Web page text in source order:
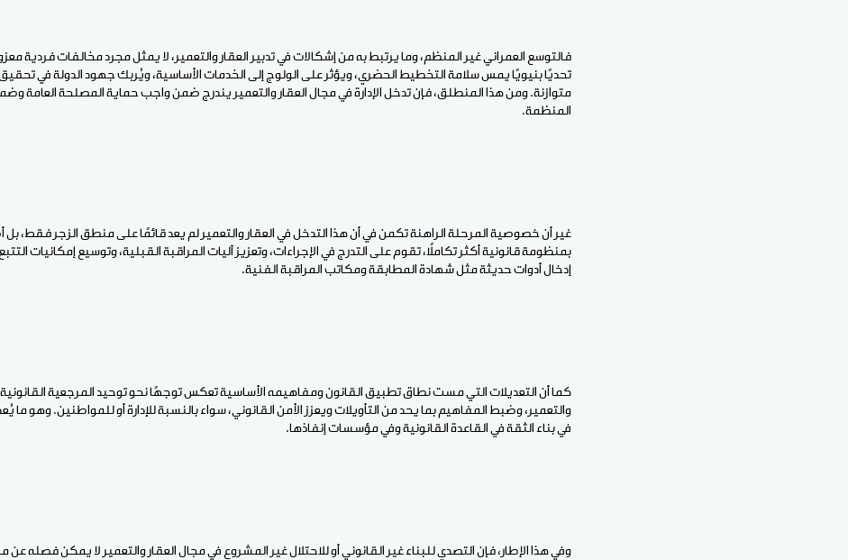
فالتوسع العمراني غير المنظم، وما يرتبط به من إشكالات في تدبير العقار والتعمير، لا يمثل مجرد مخالفات فردية
تحديًا بنيويًا يمس سلامة التخطيط الحضري، ويؤثر على الولوج إلى الخدمات الأساسية، ويُربك جهود الدولة في
متوازنة. ومن هذا المنطلق، فإن تدخل الإدارة في مجال العقار والتعمير يندرج ضمن واجب حماية المصلحة العامة
المنظمة.
غير أن خصوصية المرحلة الراهنة تكمن في أن هذا التدخل في العقار والتعمير لم يعد قائمًا على منطق الزجر فقط، بل
بمنظومة قانونية أكثر تكاملًا، تقوم على التدرج في الإجراءات، وتعزيز آليات المراقبة القبلية، وتوسيع إمكانيات
إدخال أدوات حديثة مثل شهادة المطابقة ومكاتب المراقبة الفنية.
كما أن التعديلات التي مست نطاق تطبيق القانون ومفاهيمه الأساسية تعكس توجهًا نحو توحيد المرجعية القانونية
والتعمير، وضبط المفاهيم بما يحد من التأويلات ويعزز الأمن القانوني، سواء بالنسبة للإدارة أو للمواطنين. وهو ما
في بناء الثقة في القاعدة القانونية وفي مؤسسات إنفاذها.
وفي هذا الإطار، فإن التصدي للبناء غير القانوني أو للاحتلال غير المشروع في مجال العقار والتعمير لا يمكن فصله